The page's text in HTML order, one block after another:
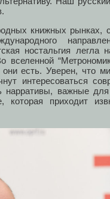
книжных рынках,
ностальгия легла
вселенной
есть. Уверен, что
интересоваться
важные для
которая приходит